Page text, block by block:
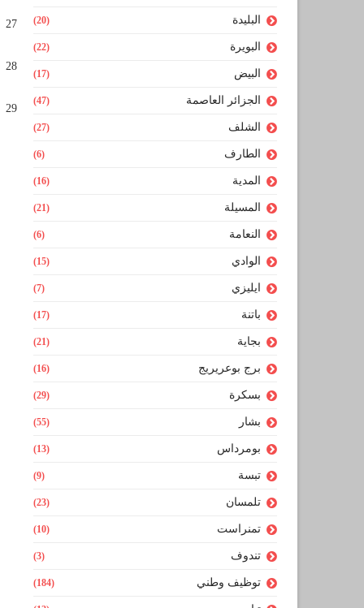
البليدة (20)
البويرة (22)
البيض (17)
الجزائر العاصمة (47)
الشلف (27)
الطارف (6)
المدية (16)
المسيلة (21)
النعامة (6)
الوادي (15)
ايليزي (7)
باتنة (17)
بجاية (21)
برج بوعريريج (16)
بسكرة (29)
بشار (55)
بومرداس (13)
تبسة (9)
تلمسان (23)
تمنراست (10)
تندوف (3)
توظيف وطني (184)
27
28
29